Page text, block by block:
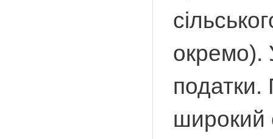
окремо).
податки.
широкий